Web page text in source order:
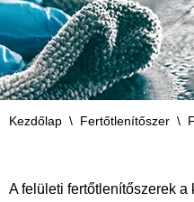
Kezdőlap \ Fertőtlenítőszer \
A felületi fertőtlenítőszerek